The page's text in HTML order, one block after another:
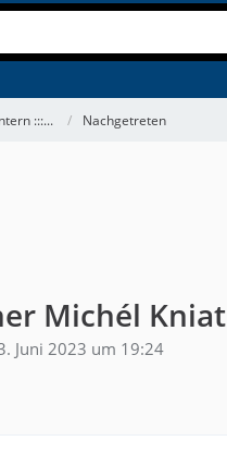
:::... Nachgetreten
Michél Kniat
Juni 2023 um 19:24